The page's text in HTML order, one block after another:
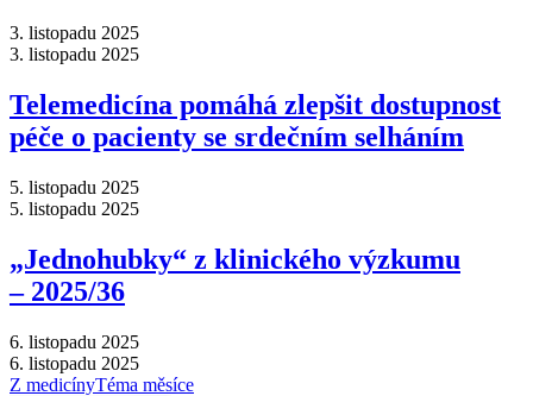
3. listopadu 2025
3. listopadu 2025
Telemedicína pomáhá zlepšit dostupnost
péče o pacienty se srdečním selháním
5. listopadu 2025
5. listopadu 2025
„Jednohubky“ z klinického výzkumu
–⁠ 2025/36
6. listopadu 2025
6. listopadu 2025
Z medicínyTéma měsíce